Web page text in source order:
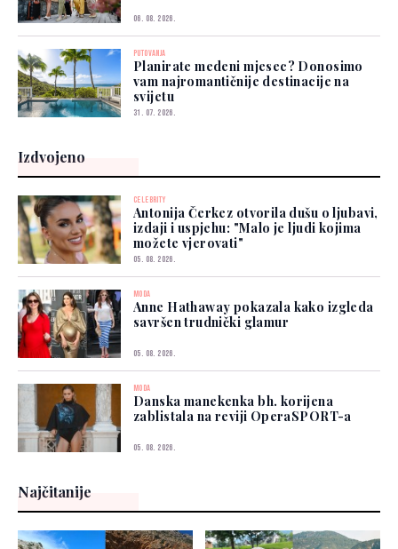
06. 08. 2026.
PUTOVANJA
Planirate medeni mjesec? Donosimo
vam najromantičnije destinacije na
svijetu
31. 07. 2026.
Izdvojeno
CELEBRITY
Antonija Čerkez otvorila dušu o ljubavi,
izdaji i uspjehu: "Malo je ljudi kojima
možete vjerovati"
05. 08. 2026.
MODA
Anne Hathaway pokazala kako izgleda
savršen trudnički glamur
05. 08. 2026.
MODA
Danska manekenka bh. korijena
zablistala na reviji OperaSPORT-a
05. 08. 2026.
Najčitanije